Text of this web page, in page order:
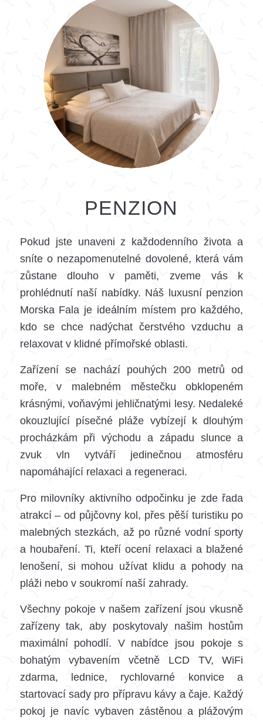
PENZION
Pokud jste unaveni z každodenního života a
sníte o nezapomenutelné dovolené, která vám
zůstane dlouho v paměti, zveme vás k
prohlédnutí naší nabídky. Náš luxusní penzion
Morska Fala je ideálním místem pro každého,
kdo se chce nadýchat čerstvého vzduchu a
relaxovat v klidné přímořské oblasti.
Zařízení se nachází pouhých 200 metrů od
moře, v malebném městečku obklopeném
krásnými, voňavými jehličnatými lesy. Nedaleké
okouzlující písečné pláže vybízejí k dlouhým
procházkám při východu a západu slunce a
zvuk vln vytváří jedinečnou atmosféru
napomáhající relaxaci a regeneraci.
Pro milovníky aktivního odpočinku je zde řada
atrakcí – od půjčovny kol, přes pěší turistiku po
malebných stezkách, až po různé vodní sporty
a houbaření. Ti, kteří ocení relaxaci a blažené
lenošení, si mohou užívat klidu a pohody na
pláži nebo v soukromí naší zahrady.
Všechny pokoje v našem zařízení jsou vkusně
zařízeny tak, aby poskytovaly našim hostům
maximální pohodlí. V nabídce jsou pokoje s
bohatým vybavením včetně LCD TV, WiFi
zdarma, lednice, rychlovarné konvice a
startovací sady pro přípravu kávy a čaje. Každý
pokoj je navíc vybaven zástěnou a plážovým